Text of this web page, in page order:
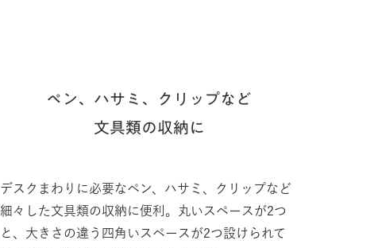
ペン、ハサミ、クリップなど
文具類の収納に
デスクまわりに必要なペン、ハサミ、クリップなど
細々した文具類の収納に便利。丸いスペースが2つ
と、大きさの違う四角いスペースが2つ設けられて